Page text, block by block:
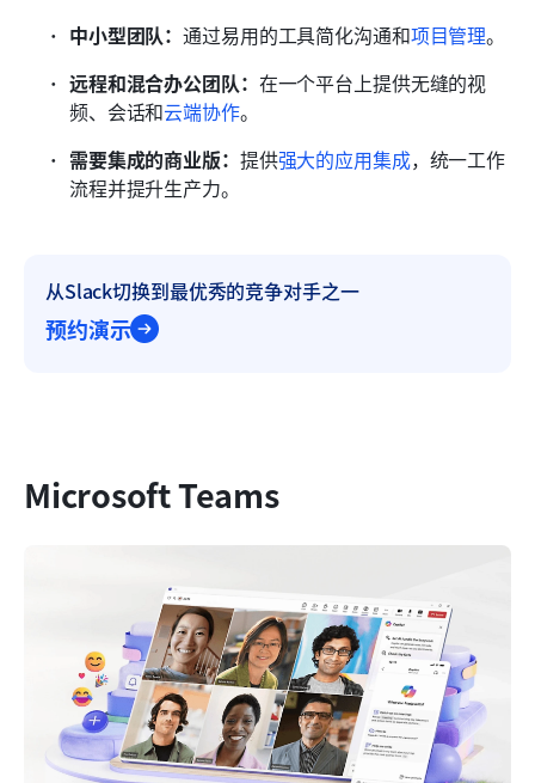
中小型团队：通过易用的工具简化沟通和项目管理。
远程和混合办公团队： 在一个平台上提供无缝的视
频、会话和云端协作。
需要集成的商业版： 提供强大的应用集成，统一工作
流程并提升生产力。
从Slack切换到最优秀的竞争对手之一
预约演示
Microsoft Teams